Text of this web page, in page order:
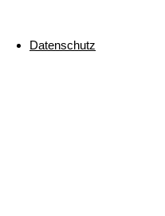
Datenschutz